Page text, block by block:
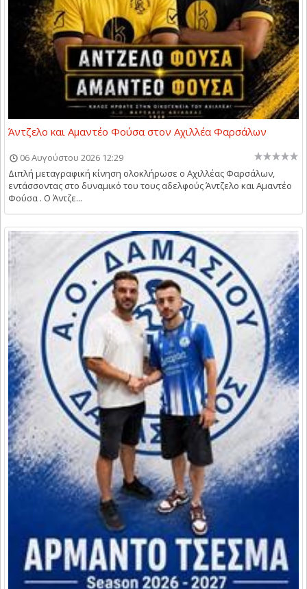
Άντζελο και Αμαντέο Φούσα στον Αχιλλέα Φαρσάλων
06 Αυγούστου 2026 12:29
Διπλή μεταγραφική κίνηση ολοκλήρωσε ο Αχιλλέας Φαρσάλων,
εντάσσοντας στο δυναμικό του τους αδελφούς Άντζελο και Αμαντέο
Φούσα . Ο Άντζε...